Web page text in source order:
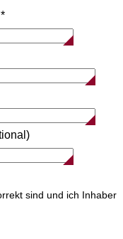
*
sind und ich Inhaber